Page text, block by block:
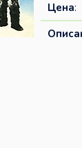
Цена: